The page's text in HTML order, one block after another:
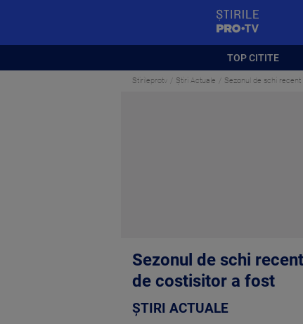
TOP CITITE
Stirileprotv Știri Actuale Sezonul de schi
Sezonul de schi
de costisitor a fost
ȘTIRI ACTUALE